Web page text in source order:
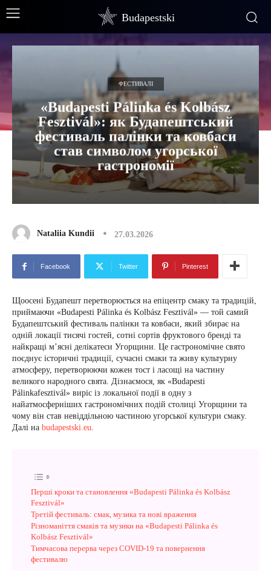
Budapestski
ФЕСТИВАЛІ
«Budapesti Pálinka és Kolbász
Fesztivál»: як Будапештський
фестиваль палінки та ковбаси
став символом угорської
гастрономії
Nataliia Kundii 27.03.2026
Facebook Twitter Pinterest
Щоосені Будапешт перетворюється на епіцентр смаку та традицій,
приймаючи «Budapesti Pálinka és Kolbász Fesztivál» — той самий
Будапештський фестиваль палінки та ковбаси, який збирає на
одній локації тисячі гостей, сотні сортів фруктового бренді та
найкращі м’ясні делікатеси Угорщини. Це гастрономічне свято
поєднує історичні традиції, сучасні смаки та живу культурну
атмосферу, перетворюючи кожен тост і ласощі на частину
великого народного свята. Дізнаємося, як «Budapesti
Pálinkafesztivál» виріс із локальної події в одну з
найатмосферніших гастрономічних подій столиці Угорщини та
чому він став невіддільною частиною угорської культури смаку.
Далі на budapestski.eu.
Перші кроки та становлення «Budapesti Pálinka és Kolbász
Fesztivál»
Третій фестиваль: смак, музика та нові враження
Різноманіття смаків та музики на «Budapesti Pálinka és
Kolbász Fesztivál»
Тимчасова перерва через COVID-19 та повернення
фестивалю